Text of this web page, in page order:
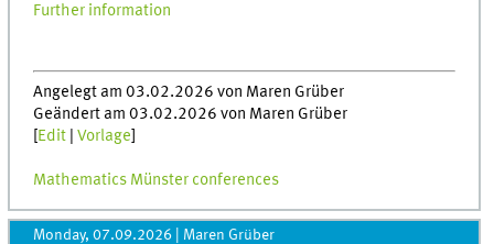
Further information
Angelegt am 03.02.2026 von Maren Grüber
Geändert am 03.02.2026 von Maren Grüber
Edit |Vorlage
Mathematics Münster conferences
Monday, 07.09.2026 Maren Grüber